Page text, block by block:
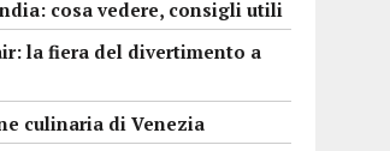
cosa vedere, consigli utili
la fiera del divertimento a
culinaria di Venezia